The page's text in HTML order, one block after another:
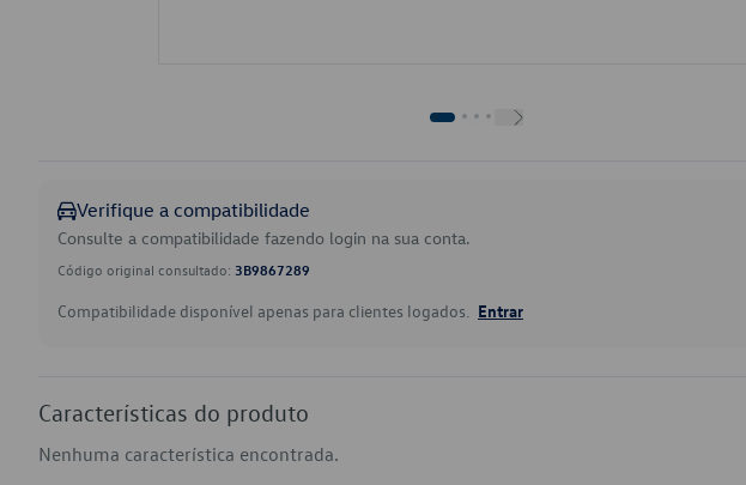
Verifique a compatibilidade
Consulte a compatibilidade fazendo login na sua conta.
Código original consultado: 3B9867289
Compatibilidade disponível apenas para clientes logados. Entrar
Características do produto
Nenhuma característica encontrada.